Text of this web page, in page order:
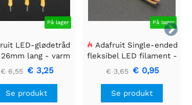

På lager
LED-glødetråd
lang - varm
hvid 3-pak
€ 6,55 € 3,25
Se produkt
På lager
Adafruit Single-ended
fleksibel LED filament -
3V 25 mm lang - Grøn
€ 3,65 € 0,95
Se produkt